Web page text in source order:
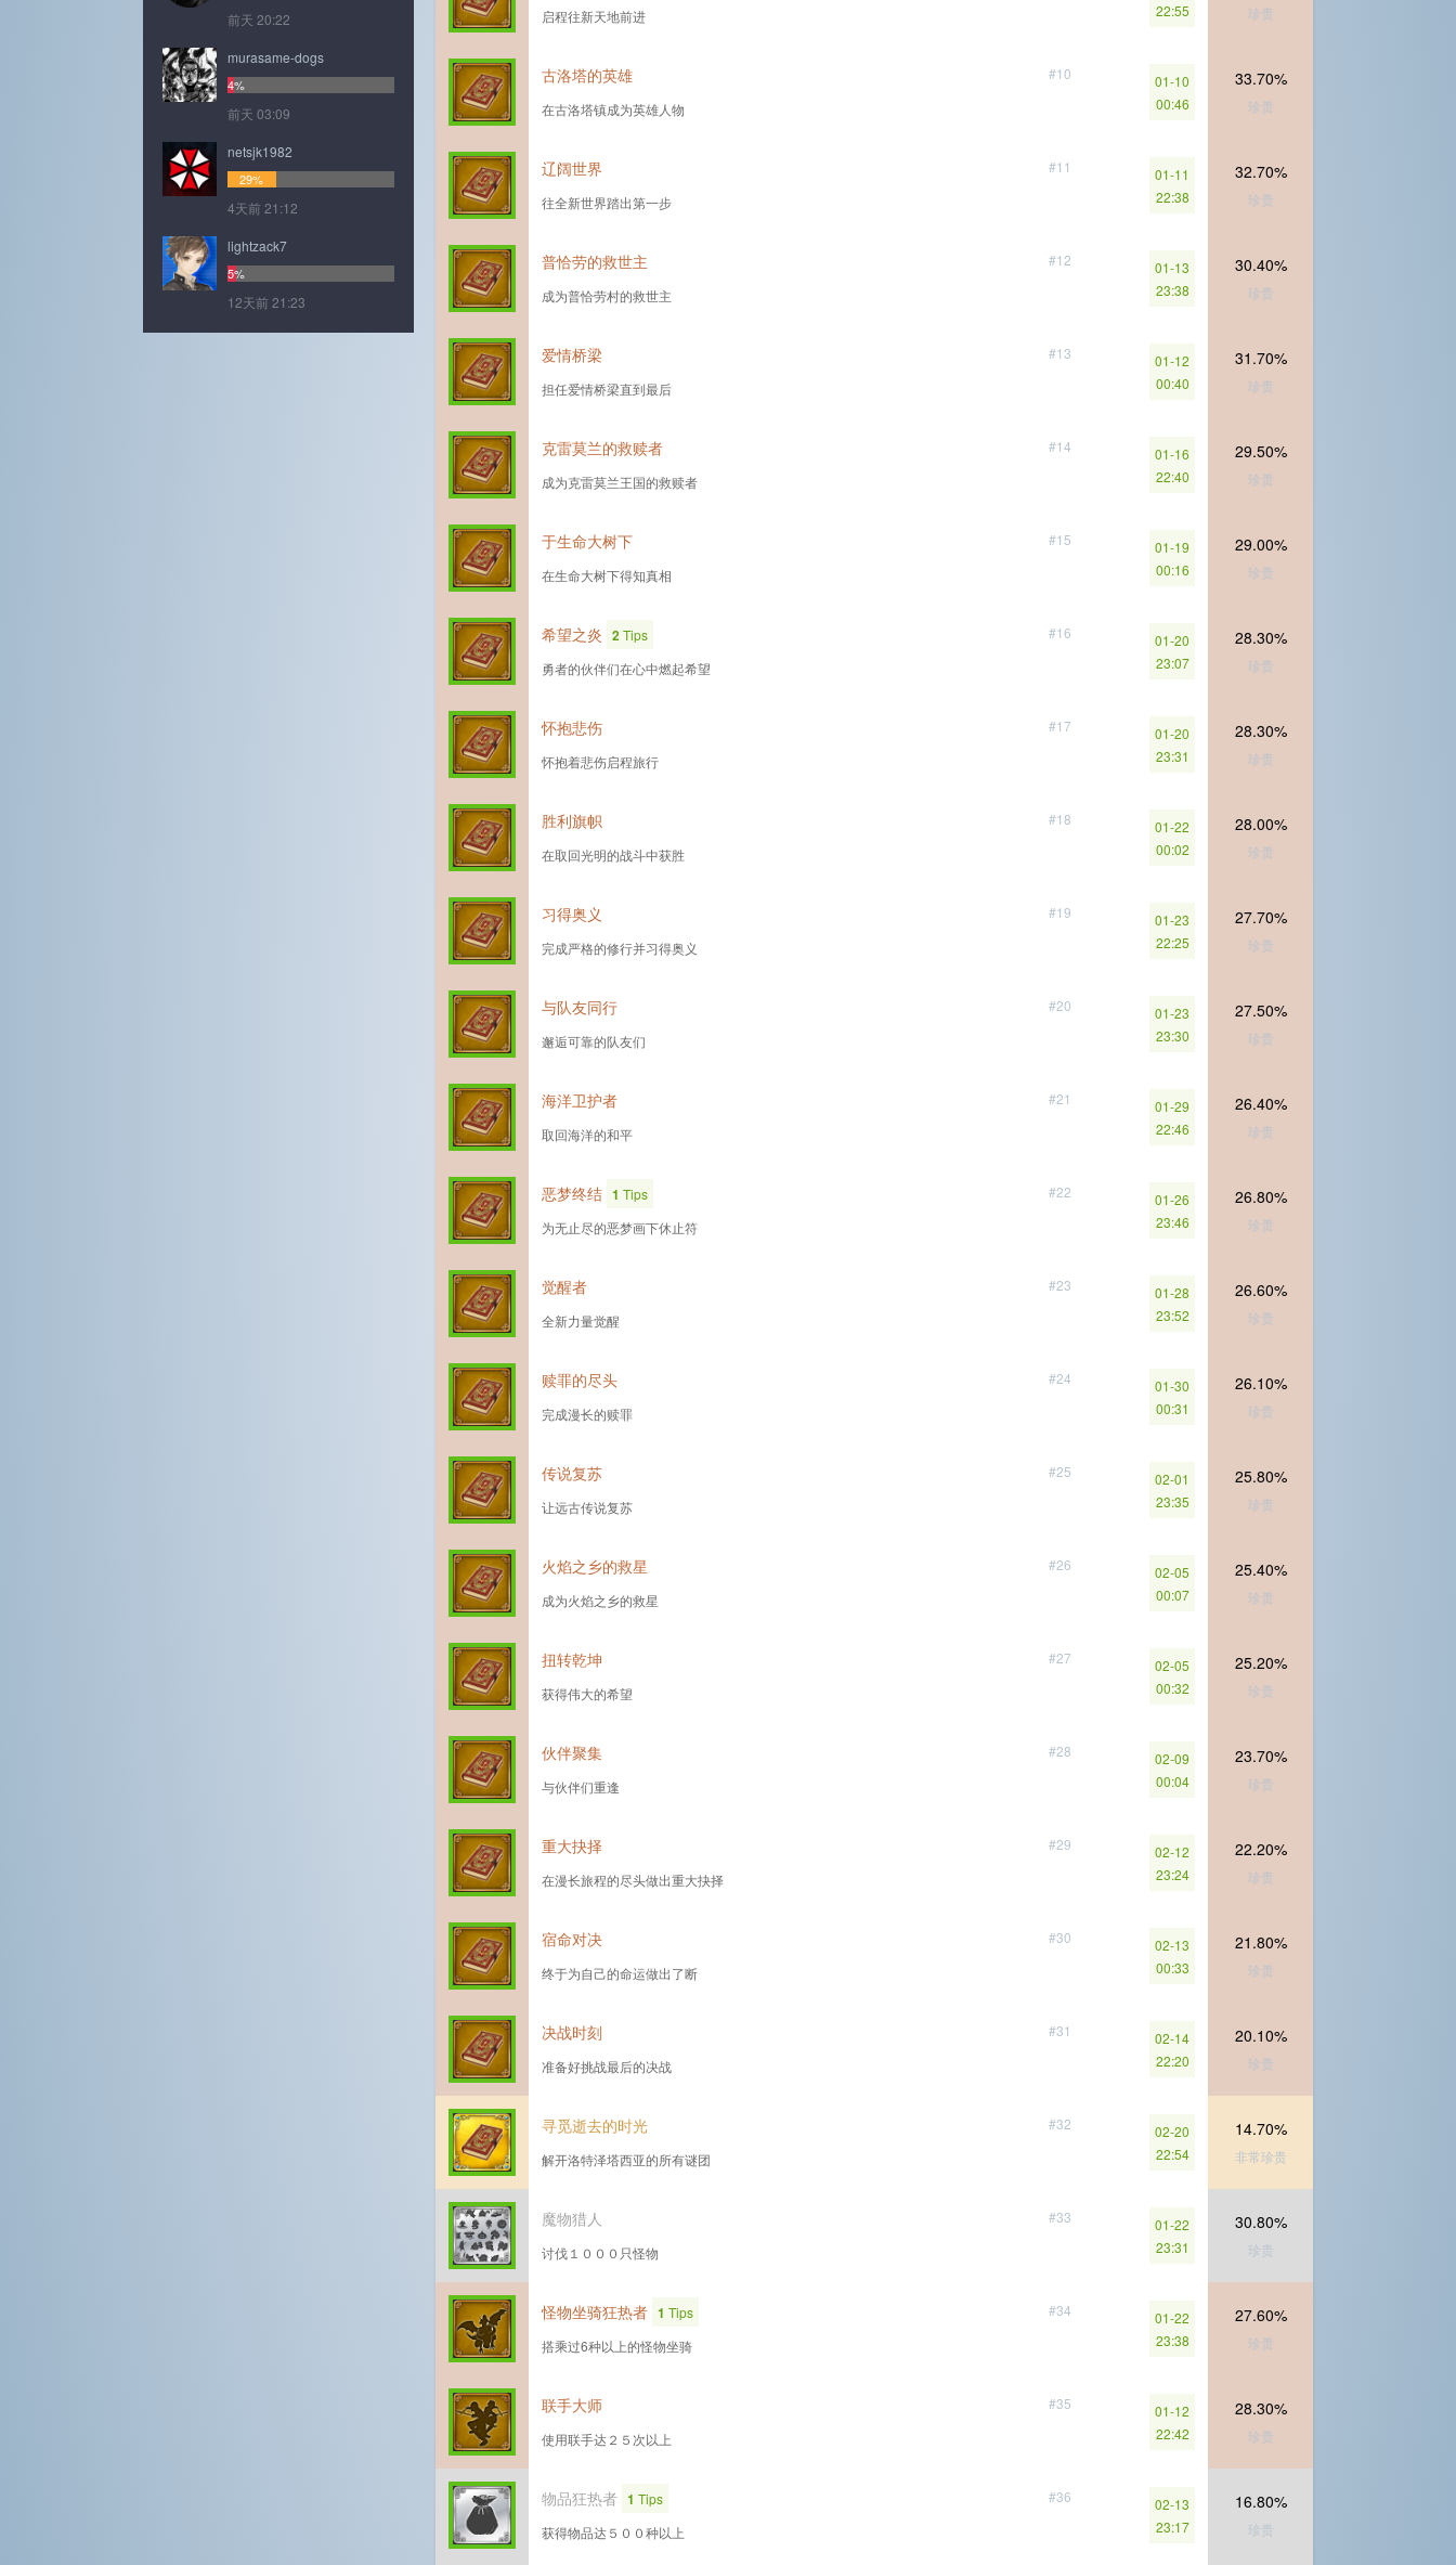
启程往新天地前进
22:55
珍贵
#10
古洛塔的英雄
在古洛塔镇成为英雄人物
01-10
00:46
33.70%
珍贵
#11
辽阔世界
往全新世界踏出第一步
01-11
22:38
32.70%
珍贵
#12
普恰劳的救世主
成为普恰劳村的救世主
01-13
23:38
30.40%
珍贵
#13
爱情桥梁
担任爱情桥梁直到最后
01-12
00:40
31.70%
珍贵
#14
克雷莫兰的救赎者
成为克雷莫兰王国的救赎者
01-16
22:40
29.50%
珍贵
#15
于生命大树下
在生命大树下得知真相
01-19
00:16
29.00%
珍贵
#16
希望之炎 2Tips
勇者的伙伴们在心中燃起希望
01-20
23:07
28.30%
珍贵
#17
怀抱悲伤
怀抱着悲伤启程旅行
01-20
23:31
28.30%
珍贵
#18
胜利旗帜
在取回光明的战斗中获胜
01-22
00:02
28.00%
珍贵
#19
习得奥义
完成严格的修行并习得奥义
01-23
22:25
27.70%
珍贵
#20
与队友同行
邂逅可靠的队友们
01-23
23:30
27.50%
珍贵
#21
海洋卫护者
取回海洋的和平
01-29
22:46
26.40%
珍贵
#22
恶梦终结 1 Tips
为无止尽的恶梦画下休止符
01-26
23:46
26.80%
珍贵
#23
觉醒者
全新力量觉醒
01-28
23:52
26.60%
珍贵
#24
赎罪的尽头
完成漫长的赎罪
01-30
00:31
26.10%
珍贵
#25
传说复苏
让远古传说复苏
02-01
23:35
25.80%
珍贵
#26
火焰之乡的救星
成为火焰之乡的救星
02-05
00:07
25.40%
珍贵
#27
扭转乾坤
获得伟大的希望
02-05
00:32
25.20%
珍贵
#28
伙伴聚集
与伙伴们重逢
02-09
00:04
23.70%
珍贵
#29
重大抉择
在漫长旅程的尽头做出重大抉择
02-12
23:24
22.20%
珍贵
#30
宿命对决
终于为自己的命运做出了断
02-13
00:33
21.80%
珍贵
#31
决战时刻
准备好挑战最后的决战
02-14
22:20
20.10%
珍贵
#32
寻觅逝去的时光
解开洛特泽塔西亚的所有谜团
02-20
22:54
14.70%
非常珍贵
#33
魔物猎人
讨伐１０００只怪物
01-22
23:31
30.80%
珍贵
#34
怪物坐骑狂热者 1 Tips
搭乘过6种以上的怪物坐骑
01-22
23:38
27.60%
珍贵
#35
联手大师
使用联手达２５次以上
01-12
22:42
28.30%
珍贵
#36
物品狂热者 1 Tips
获得物品达５００种以上
02-13
23:17
16.80%
珍贵
前天 20:22
murasame-dogs
4%
前天 03:09
netsjk1982
29%
4天前 21:12
lightzack7
5%
12天前 21:23